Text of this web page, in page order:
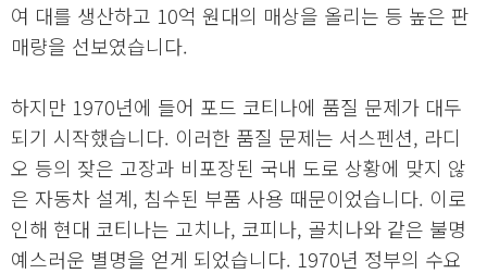
여 대를 생산하고 10억 원대의 매상을 올리는 등 높은 판
매량을 선보였습니다.
하지만 1970년에 들어 포드 코티나에 품질 문제가 대두
되기 시작했습니다. 이러한 품질 문제는 서스펜션, 라디
오 등의 잦은 고장과 비포장된 국내 도로 상황에 맞지 않
은 자동차 설계, 침수된 부품 사용 때문이었습니다. 이로
인해 현대 코티나는 고치나, 코피나, 골치나와 같은 불명
예스러운 별명을 얻게 되었습니다. 1970년 정부의 수요